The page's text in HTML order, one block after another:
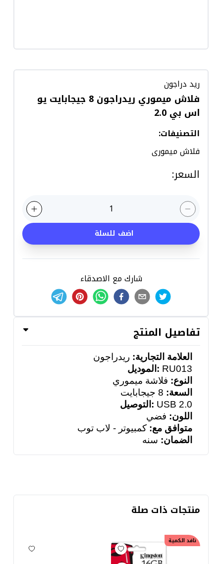
ريد دراجون
فلاش ميموري ريدراجون 8 جيجابايت يو
اس بي 2.0
التصنيفات:
فلاش ميمورى
السعر:
1
اضف للسلة
شارك مع الاصدقاء
تفاصيل المنتج
العلامة التجارية: ريدراجون
RU013
: الموديل
النوع: فلاشة ميموري
السعة: 8 جيجابايت
USB 2.0
: التوصيل
اللون: فضي
متوافق مع: كمبيوتر - لاب توب
الضمان: سنه
منتجات ذات صلة
نافد الكمية